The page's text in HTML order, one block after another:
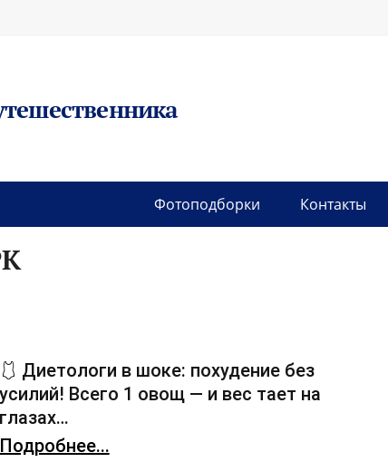
Фотоподборки Контакты
🩱 Диетологи в шоке: похудение без
усилий! Всего 1 овощ — и вес тает на
глазах…
Подробнее...